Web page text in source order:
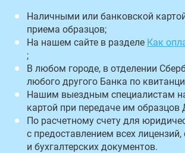
Наличными или банковской
приема образцов;
На нашем сайте в разделе Как
;
В любом городе, в отделении
любого другого Банка по
Нашим выездным специалистам
картой при передаче им образцов
По расчетному счету для
с предоставлением всех
и бухгалтерских документов.